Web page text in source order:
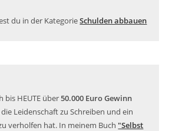
du in der KategorieSchulden abbauen
bis HEUTE über50.000 Euro Gewinn
Leidenschaft zu Schreiben und ein
verholfen hat. In meinem Buch "Selbst